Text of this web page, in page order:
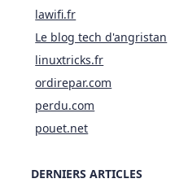
lawifi.fr
Le blog tech d'angristan
linuxtricks.fr
ordirepar.com
perdu.com
pouet.net
DERNIERS ARTICLES